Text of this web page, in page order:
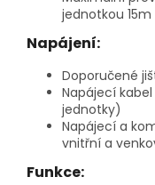
jednotkou 15m
Napájení:
Doporučené
Napájecí
jednotky)
Napájecí a
vnitřní a
Funkce: